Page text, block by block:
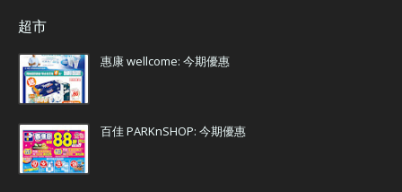
超市
惠康 wellcome: 今期優惠
百佳 PARKnSHOP: 今期優惠